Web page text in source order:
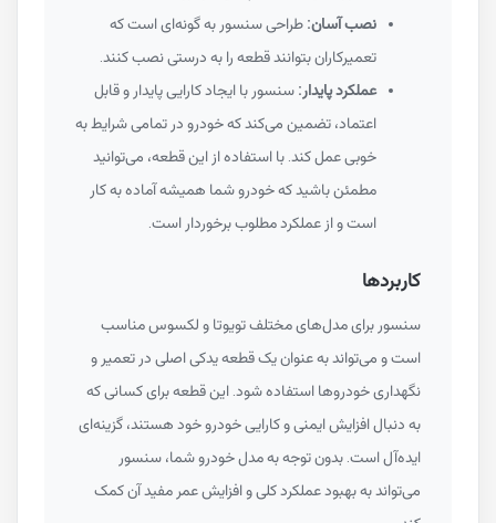
نصب آسان:طراحی سنسور به گونه‌ای است که
تعمیرکاران بتوانند قطعه را به درستی نصب کنند.
عملکرد پایدار:سنسور با ایجاد کارایی پایدار و قابل
اعتماد، تضمین می‌کند که خودرو در تمامی شرایط به
خوبی عمل کند. با استفاده از این قطعه، می‌توانید
مطمئن باشید که خودرو شما همیشه آماده به کار
است و از عملکرد مطلوب برخوردار است.
کاربردها
سنسور برای مدل‌های مختلف تویوتا و لکسوس مناسب
است و می‌تواند به عنوان یک قطعه یدکی اصلی در تعمیر و
نگهداری خودروها استفاده شود. این قطعه برای کسانی که
به دنبال افزایش ایمنی و کارایی خودرو خود هستند، گزینه‌ای
ایده‌آل است. بدون توجه به مدل خودرو شما، سنسور
می‌تواند به بهبود عملکرد کلی و افزایش عمر مفید آن کمک